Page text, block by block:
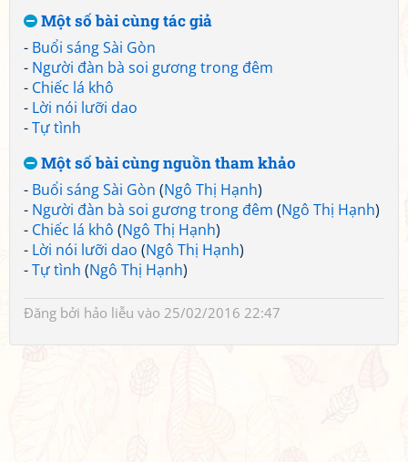
Một số bài cùng tác giả
- Buổi sáng Sài Gòn
- Người đàn bà soi gương trong đêm
- Chiếc lá khô
- Lời nói lưỡi dao
-Tự tình
Một số bài cùng nguồn tham khảo
- Buổi sáng Sài Gòn (Ngô Thị Hạnh)
- Người đàn bà soi gương trong đêm (Ngô Thị Hạnh)
- Chiếc lá khô (Ngô Thị Hạnh)
- Lời nói lưỡi dao (Ngô Thị Hạnh)
-Tự tình (Ngô Thị Hạnh)
Đăng bởi hảo liễu vào 25/02/2016 22:47